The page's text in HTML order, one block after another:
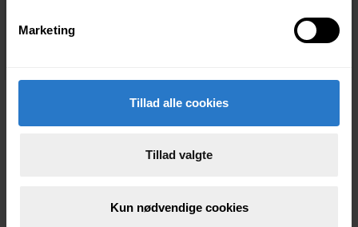
Marketing
Tillad alle cookies
Tillad valgte
Kun nødvendige cookies